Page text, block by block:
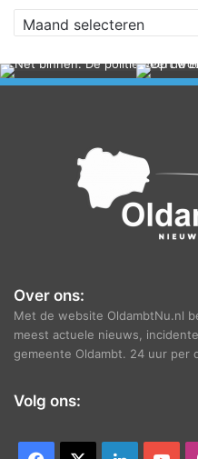
r
h
Over ons:
Met de website OldambtNu.nl
meest actuele nieuws,
gemeente Oldambt. 24 uur per
Volg ons: